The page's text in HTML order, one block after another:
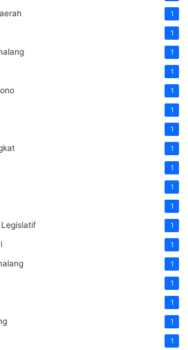
1
1
1
1
1
1
1
1
1
1
1
1
1
1
1
1
1
1